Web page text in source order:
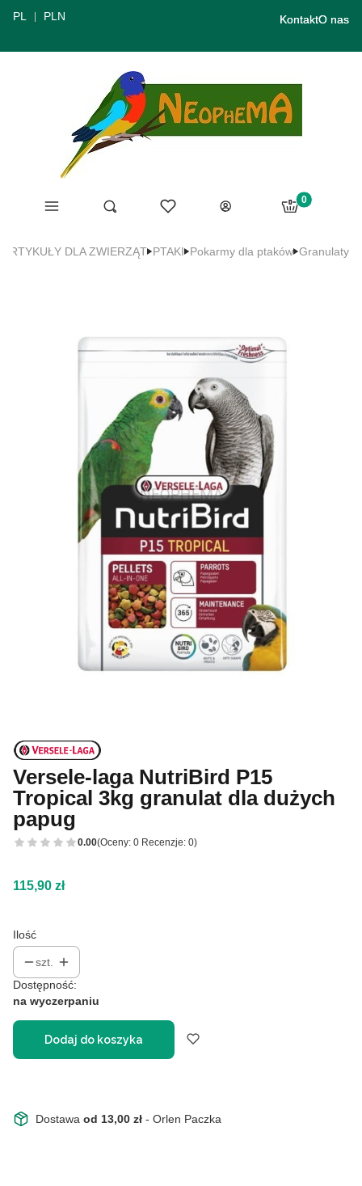
PL PLN KontaktO nas
Menu Otwórz wyszukiwarkę
Szukaj Ulubione
Zaloguj się
Produkty w
Koszyk
ARTYKUŁY DLA ZWIERZĄT PTAKI Pokarmy dla ptaków Granulaty
Versele-laga NutriBird P15
Tropical 3kg granulat dla dużych
papug
0.00(Oceny: 0 Recenzje: 0)
Cena
115,90 zł
Ilość
szt.
Dostępność:
na wyczerpaniu
Dodaj do koszyka
Dostawa od 13,00 zł - Orlen Paczka